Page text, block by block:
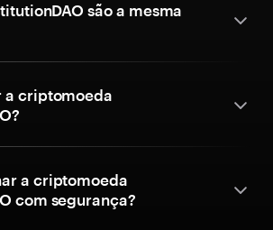
são a mesma
a criptomoeda
a criptomoeda
com segurança?